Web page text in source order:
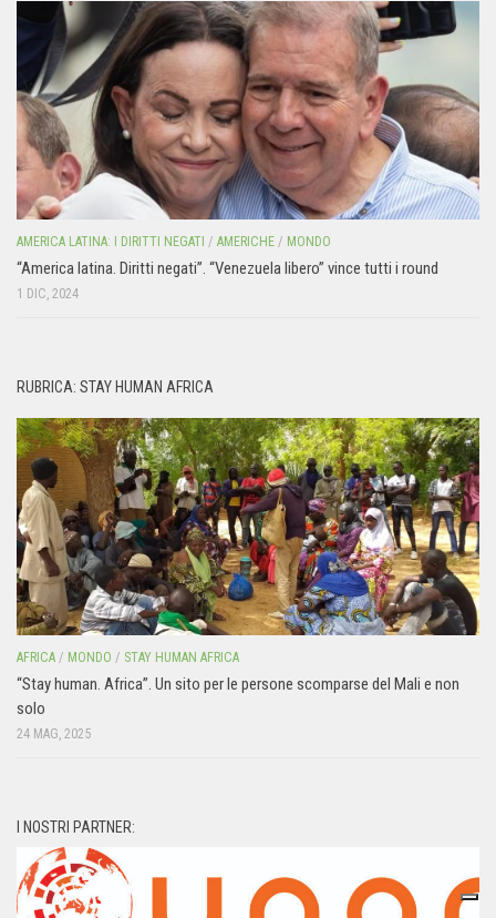
AMERICA LATINA: I DIRITTI NEGATI / AMERICHE / MONDO
“America latina. Diritti negati”. “Venezuela libero” vince tutti i round
1 DIC, 2024
RUBRICA: STAY HUMAN AFRICA
AFRICA / MONDO / STAY HUMAN AFRICA
“Stay human. Africa”. Un sito per le persone scomparse del Mali e non
solo
24 MAG, 2025
I NOSTRI PARTNER: